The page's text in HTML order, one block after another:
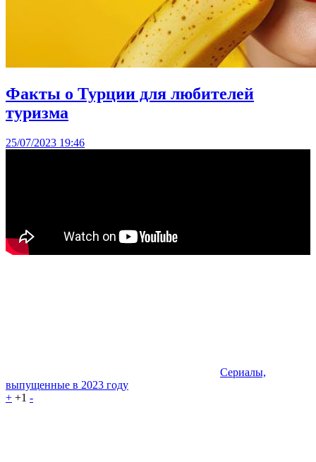
Факты о Турции для любителей
туризма
25/07/2023 19:46
Сериалы,
выпущенные в 2023 году
+ +1 -